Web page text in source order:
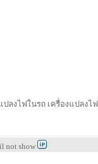
งไฟในรถ เครื่องแปลงไฟ
not show